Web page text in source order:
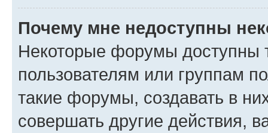
Почему мне недоступны
Некоторые форумы доступны
пользователям или группам
такие форумы, создавать в
совершать другие действия,